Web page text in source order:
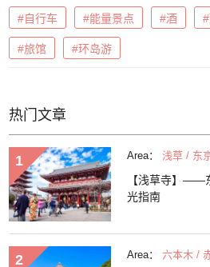
#自行车 #能量景点 #酒
#旅馆 #环岛游
热门文章
Area： 浅草 / 东
【浅草寺】——
光指南
Area： 六本木 /